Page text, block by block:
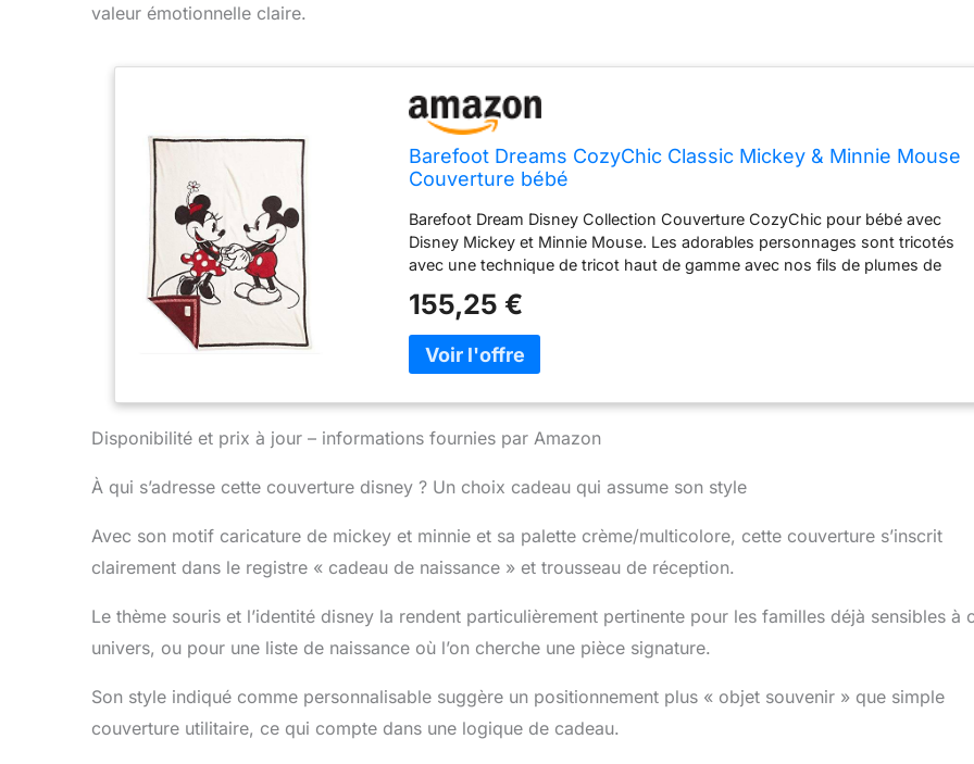
valeur émotionnelle claire.
Barefoot Dreams CozyChic Classic Mickey & Minnie Mouse
Couverture bébé
Barefoot Dream Disney Collection Couverture CozyChic pour bébé avec
Disney Mickey et Minnie Mouse. Les adorables personnages sont tricotés
avec une technique de tricot haut de gamme avec nos fils de plumes de
100 % polyester Lavage en machine à froid. Cycle délicat. Ne pas blanchir.
Séchage à basse température. Nous ne recommandons pas l'utilisation
d'adoucissants. Ils peuvent modifier l'apparence et le toucher de notre tissu.
155,25 €
Disponibilité et prix à jour – informations fournies par Amazon
À qui s’adresse cette couverture disney ? Un choix cadeau qui assume son style
Avec son motif caricature de mickey et minnie et sa palette crème/multicolore, cette couverture s’inscrit
clairement dans le registre « cadeau de naissance » et trousseau de réception.
Le thème souris et l’identité disney la rendent particulièrement pertinente pour les familles déjà sensibles à
univers, ou pour une liste de naissance où l’on cherche une pièce signature.
Son style indiqué comme personnalisable suggère un positionnement plus « objet souvenir » que simple
couverture utilitaire, ce qui compte dans une logique de cadeau.